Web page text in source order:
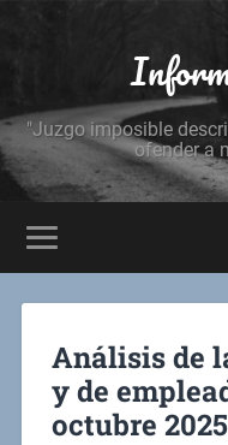
"Juzgo imposible
ofender a
Análisis de
y de
octubre 2025